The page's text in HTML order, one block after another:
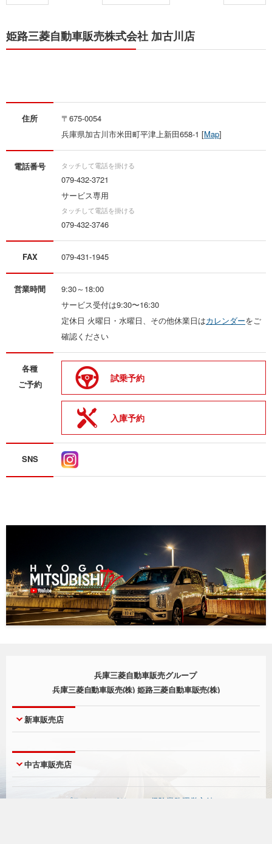
姫路三菱自動車販売株式会社 加古川店
住所
〒675-0054
兵庫県加古川市米田町平津上新田658-1 [Map]
電話番号
079-432-3721
サービス専用
079-432-3746
FAX 079-431-1945
営業時間
9:30～18:00
サービス受付は9:30〜16:30
定休日 火曜日・水曜日、その他休業日はカレンダーをご
確認ください
各種
ご予約
試乗予約
入庫予約
SNS
兵庫三菱自動車販売グループ
兵庫三菱自動車販売(株) 姫路三菱自動車販売(株)
新車販売店
神戸本店
西宮店
神戸北町店
西脇店
明石店
中古車販売店
UCAR神戸本店
プライバシーポリシー 保険業務運営方針